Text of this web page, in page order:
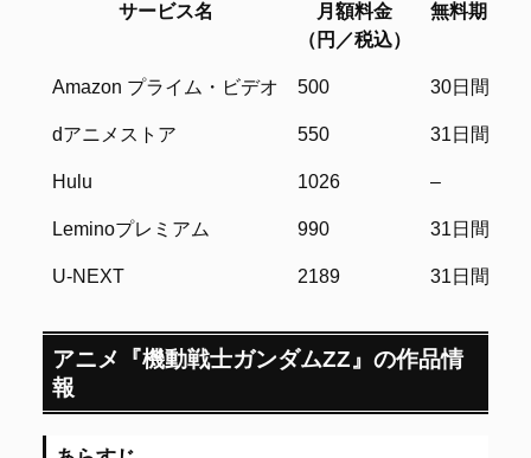
サービス名
月額料金
（円／税込）
無料期間
サービス名
月額料金
無料期間
Amazon プライム・ビデオ 500 30日間
dアニメストア 550 31日間
Hulu 1026 –
Leminoプレミアム 990 31日間
U-NEXT 2189 31日間
アニメ『機動戦士ガンダムΖΖ』の作品情
報